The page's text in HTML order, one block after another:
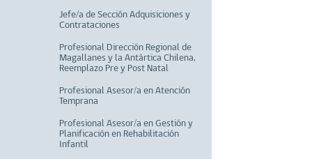
Jefe/a de Sección Adquisiciones y
Contrataciones
Profesional Dirección Regional de
Magallanes y la Antártica Chilena,
Reemplazo Pre y Post Natal
Profesional Asesor/a en Atención
Temprana
Profesional Asesor/a en Gestión y
Planificación en Rehabilitación
Infantil